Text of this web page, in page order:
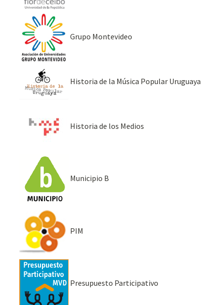
Grupo Montevideo
Historia de la Música Popular Uruguaya
Historia de los Medios
Municipio B
PIM
Presupuesto Participativo